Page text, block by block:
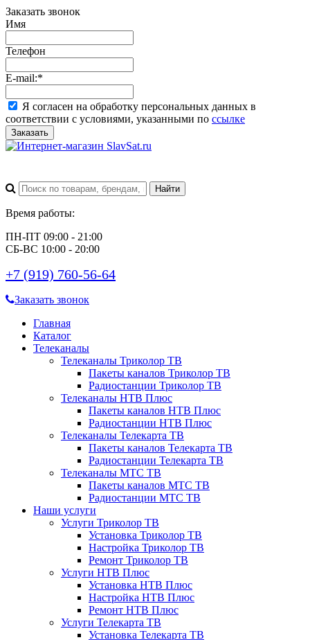
Заказать звонок
Имя
Телефон
E-mail:*
Я согласен на обработку персональных данных в
соответствии с условиями, указанными по ссылке
Заказать
Время работы:
ПН-ПТ 09:00 - 21:00
СБ-ВС 10:00 - 20:00
+7 (919) 760-56-64
Заказать звонок
Главная
Каталог
Телеканалы
Телеканалы Триколор ТВ
Пакеты каналов Триколор ТВ
Радиостанции Триколор ТВ
Телеканалы НТВ Плюс
Пакеты каналов НТВ Плюс
Радиостанции НТВ Плюс
Телеканалы Телекарта ТВ
Пакеты каналов Телекарта ТВ
Радиостанции Телекарта ТВ
Телеканалы МТС ТВ
Пакеты каналов МТС ТВ
Радиостанции МТС ТВ
Наши услуги
Услуги Триколор ТВ
Установка Триколор ТВ
Настройка Триколор ТВ
Ремонт Триколор ТВ
Услуги НТВ Плюс
Установка НТВ Плюс
Настройка НТВ Плюс
Ремонт НТВ Плюс
Услуги Телекарта ТВ
Установка Телекарта ТВ